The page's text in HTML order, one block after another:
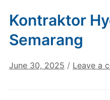
Kontraktor
Semarang
June 30, 2025 / Leave a